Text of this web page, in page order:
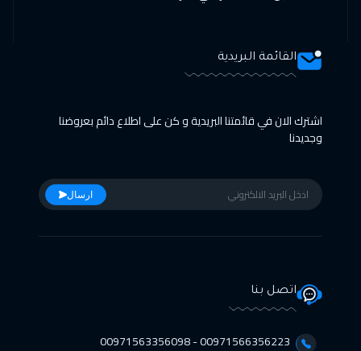
القائمة البريدية
اشترك الان في قائمتنا البريدية و كن على اطلاع دائم بعروضنا
وجديدنا
ارسال
اتصل بنا
00971566356223 - 00971563356098⁩